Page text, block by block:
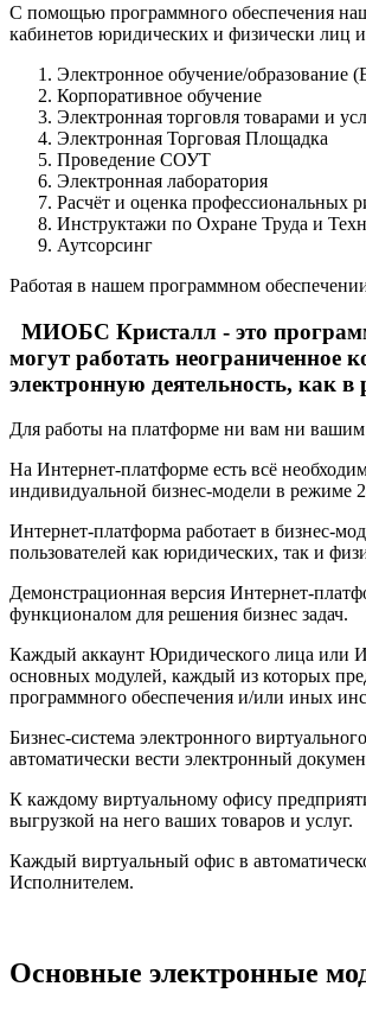
С помощью программного обеспечения
кабинетов юридических и физически лиц
Электронное обучение/образование
Корпоративное обучение
Электронная торговля товарами и
Электронная Торговая Площадка
Проведение СОУТ
Электронная лаборатория
Расчёт и оценка профессиональных
Инструктажи по Охране Труда и
Аутсорсинг
Работая в нашем программном
МИОБС Кристалл - это
могут работать
электронную деятельность, как
Для работы на платформе ни вам ни вашим
На Интернет-платформе есть всё
индивидуальной бизнес-модели в режиме
Интернет-платформа работает в бизнес-
пользователей как юридических, так и
Демонстрационная версия Интернет-
функционалом для решения бизнес задач.
Каждый аккаунт Юридического лица или
основных модулей, каждый из которых
программного обеспечения и/или иных
Бизнес-система электронного
автоматически вести электронный
К каждому виртуальному офису
выгрузкой на него ваших товаров и услуг.
Каждый виртуальный офис в
Исполнителем.
Основные электронные